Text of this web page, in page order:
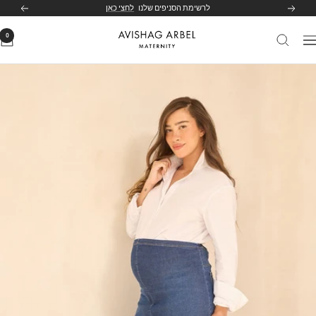
הקודם לרשימת הסניפים שלנו לחצי כאן הבא
ניווט
Avishag
0